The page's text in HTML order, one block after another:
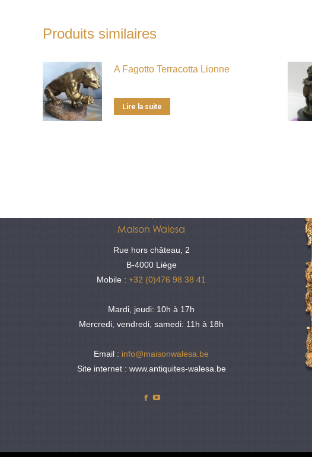
Produits similaires
A Fagotto Terracotta Lionne
Lire la suite
Maison Walesa
Rue hors château, 2
B-4000 Liège
Mobile :+32 (0)476 98 38 41
Mardi, jeudi: 10h à 17h
Mercredi, vendredi, samedi: 11h à 18h
Email : info@maisonwalesa.be
Site internet : www.antiquites-walesa.be
Facebook